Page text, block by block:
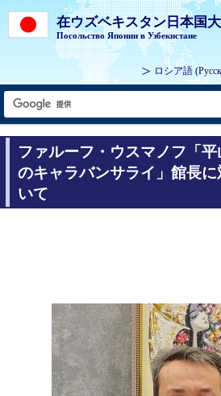
在ウズベキスタン日本国
Посольство Японии в Узбекистане
ロシア語
ファルーフ・ウスマノフ「
のキャラバンサライ」館長
いて